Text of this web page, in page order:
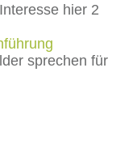
hier 2
sprechen für